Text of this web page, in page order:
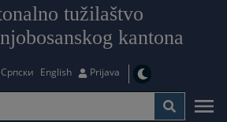
tužilaštvo
kantona
Српски English Prijava